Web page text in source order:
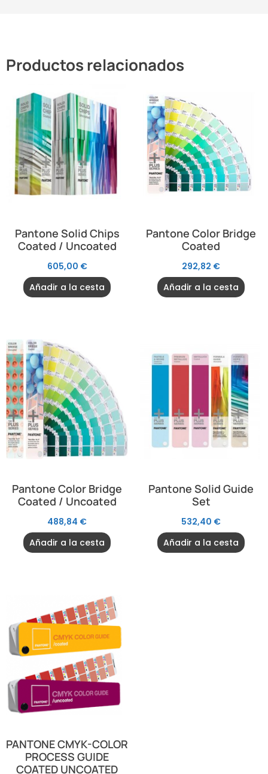
Productos relacionados
Pantone Solid Chips
Coated / Uncoated
605,00 €
Añadir a la cesta
Pantone Color Bridge
Coated
292,82 €
Añadir a la cesta
Pantone Color Bridge
Coated / Uncoated
488,84 €
Añadir a la cesta
Pantone Solid Guide
Set
532,40 €
Añadir a la cesta
PANTONE CMYK-COLOR
PROCESS GUIDE
COATED UNCOATED